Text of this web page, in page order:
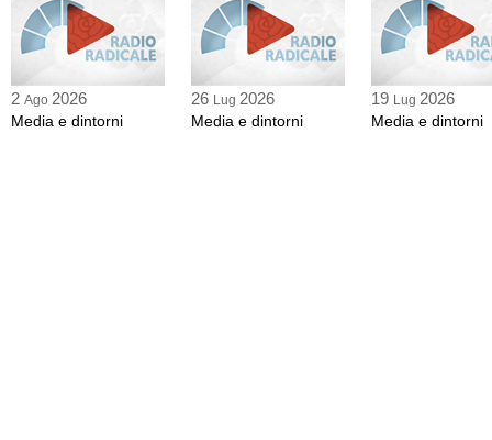
2 Ago 2026
Media e dintorni
26 Lug 2026
Media e dintorni
19 Lug 2026
Media e dintorni